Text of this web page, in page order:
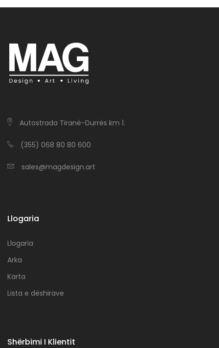
Autostrada Tiranë-Durrës km 1.
(355) 068 80 80 600
sales@magdesign.art
Llogaria
Llogaria
Arka
Karta
Lista e dëshirave
Shërbimi I Klientit